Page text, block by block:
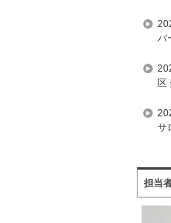
バ
区
サ
担当